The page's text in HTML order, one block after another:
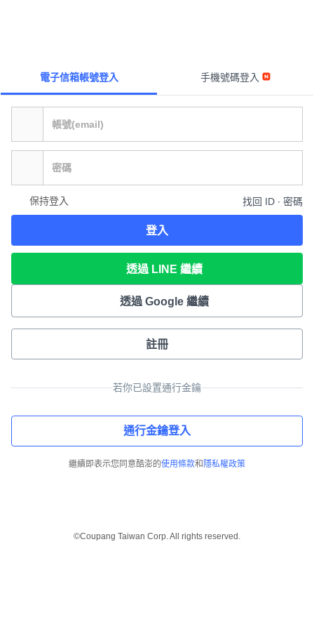
電子信箱帳號登入 手機號碼登入
保持登入 找回 ID ∙ 密碼
登入
透過 LINE 繼續
透過 Google 繼續
註冊
若你已設置通行金鑰
通行金鑰登入
繼續即表示您同意酷澎的使用條款和 隱私權政策
©Coupang Taiwan Corp. All rights reserved.